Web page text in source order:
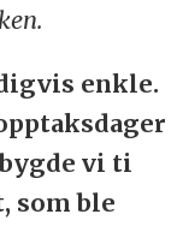
enkle.
vi ti
som ble